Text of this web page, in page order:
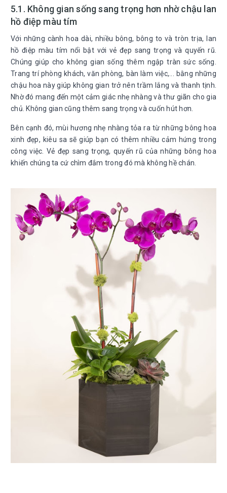
5.1. Không gian sống sang trọng hơn nhờ chậu lan
hồ điệp màu tím
Với những cành hoa dài, nhiều bông, bông to và tròn trịa, lan
hồ điệp màu tím nổi bật với vẻ đẹp sang trọng và quyến rũ.
Chúng giúp cho không gian sống thêm ngập tràn sức sống.
Trang trí phòng khách, văn phòng, bàn làm việc,... bằng những
chậu hoa này giúp không gian trở nên trầm lắng và thanh tịnh.
Nhờ đó mang đến một cảm giác nhẹ nhàng và thư giãn cho gia
chủ. Không gian cũng thêm sang trọng và cuốn hút hơn.
Bên cạnh đó, mùi hương nhẹ nhàng tỏa ra từ những bông hoa
xinh đẹp, kiêu sa sẽ giúp bạn có thêm nhiều cảm hứng trong
công việc. Vẻ đẹp sang trọng, quyến rũ của những bông hoa
khiến chúng ta cứ chìm đắm trong đó mà không hề chán.